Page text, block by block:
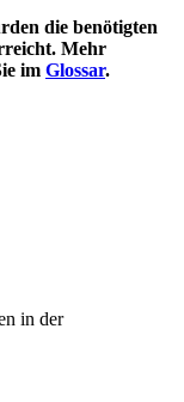
die benötigten
Mehr
im Glossar.
in der